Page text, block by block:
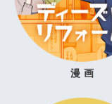
漫 画